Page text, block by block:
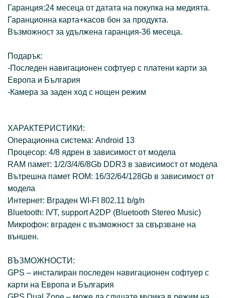
Гаранция:24 месеца от датата на покупка на медията.
Гаранционна карта+касов бон за продукта.
Възможност за удължена гаранция-36 месеца.
Подарък:
-Последен навигационен софтуер с платени карти за
Европа и България
-Камера за заден ход с нощен режим
ХАРАКТЕРИСТИКИ:
Операционна система: Android 13
Процесор: 4/8 ядрен в зависимост от модела
RAM памет: 1/2/3/4/6/8Gb DDR3 в зависимост от модела
Вътрешна памет ROM: 16/32/64/128Gb в зависимост от
модела
Интернет: Вграден WI-FI 802.11 b/g/n
Bluetooth: IVT, support A2DP (Bluetooth Stereo Music)
Микрофон: вграден с възможност за свързване на
външен.
ВЪЗМОЖНОСТИ:
GPS – инсталиран последен навигационен софтуер с
карти на Европа и България